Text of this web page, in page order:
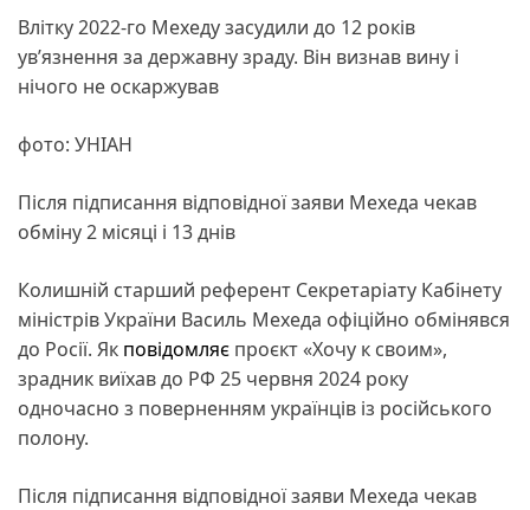
Влітку 2022-го Мехеду засудили до 12 років
увʼязнення за державну зраду. Він визнав вину і
нічого не оскаржував
фото: УНІАН
Після підписання відповідної заяви Мехеда чекав
обміну 2 місяці і 13 днів
Колишній старший референт Cекретаріату Кабінету
міністрів України Василь Мехеда офіційно обмінявся
до Росії. Як повідомляє проєкт «Хочу к своим»,
зрадник виїхав до РФ 25 червня 2024 року
одночасно з поверненням українців із російського
полону.
Після підписання відповідної заяви Мехеда чекав